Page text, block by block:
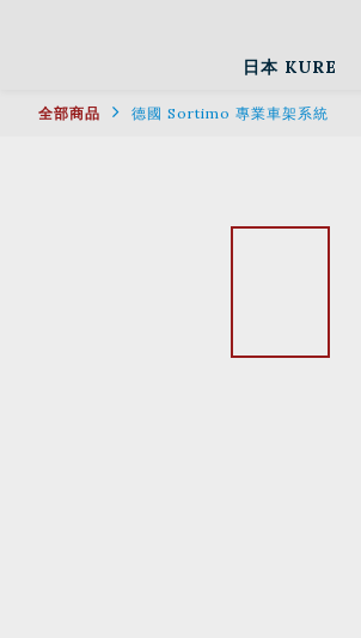
日本 KURE
全部商品 德國 Sortimo 專業車架系統